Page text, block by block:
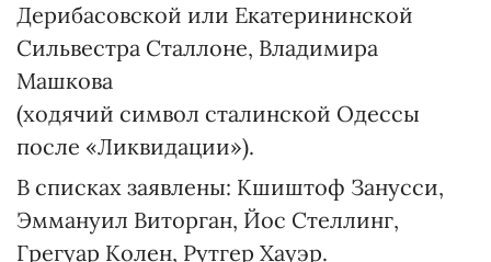
Дерибасовской или Екатерининской
Сильвестра Сталлоне, Владимира
Машкова
(ходячий символ сталинской Одессы
после «Ликвидации»).
В списках заявлены: Кшиштоф Занусси,
Эммануил Виторган, Йос Стеллинг,
Грегуар Колен, Рутгер Хауэр.